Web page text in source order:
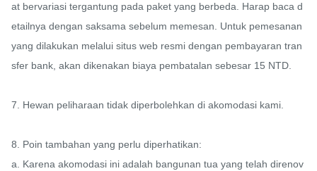
at bervariasi tergantung pada paket yang berbeda. Harap baca d
etailnya dengan saksama sebelum memesan. Untuk pemesanan
yang dilakukan melalui situs web resmi dengan pembayaran tran
sfer bank, akan dikenakan biaya pembatalan sebesar 15 NTD.
7. Hewan peliharaan tidak diperbolehkan di akomodasi kami.
8. Poin tambahan yang perlu diperhatikan:
a. Karena akomodasi ini adalah bangunan tua yang telah direnov